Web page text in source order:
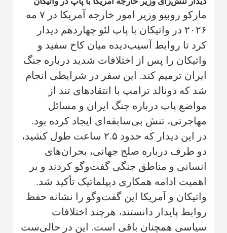
مارکو روبیو وزیر امور خارجه آمریکا در ۷ مه
۲۰۲۶ در واتیکان با پاپ لئو چهاردهم دیدار
کرد تا روابط آسیب‌دیده میان کاخ سفید و
واتیکان را پس از اختلافات شدید درباره جنگ
ایران ترمیم کند. این سفر در شرایطی انجام
شد که دونالد ترامپ با انتقادهای تند از
مواضع پاپ درباره جنگ ایران و مسائل
مهاجرتی، تنش بی‌سابقه‌ای ایجاد کرده بود.
در این دیدار که حدود ۲.۵ ساعت طول کشید،
دو طرف درباره صلح جهانی، بحران‌های
انسانی و مناطق جنگی گفت‌وگو کردند و بر
اهمیت ادامه همکاری دیپلماتیک تأکید شد.
واتیکان و آمریکا این گفت‌وگو را نشانه حفظ
روابط پایدار دانستند، هرچند اختلافات
سیاسی همچنان باقی است. این در حالی‌ست